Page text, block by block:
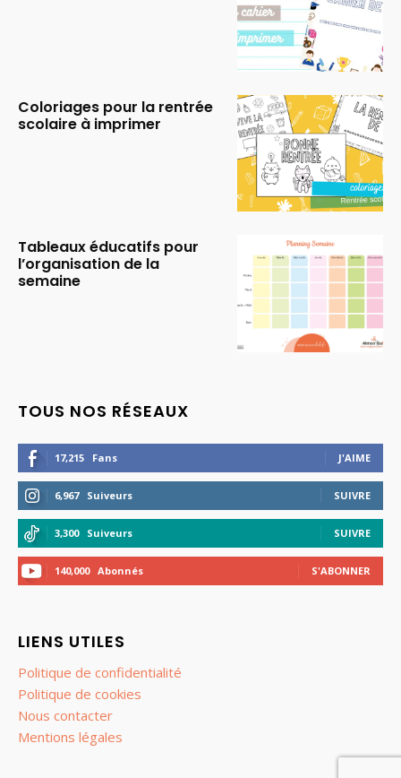
Coloriages pour la rentrée
scolaire à imprimer
Tableaux éducatifs pour
l’organisation de la
semaine
TOUS NOS RÉSEAUX
17,215 Fans J'AIME
6,967 Suiveurs SUIVRE
3,300 Suiveurs SUIVRE
140,000 Abonnés S'ABONNER
LIENS UTILES
Politique de confidentialité
Politique de cookies
Nous contacter
Mentions légales